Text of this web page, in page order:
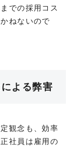
での採用コス
ねないので
よる弊害
観念も、効率
社員は雇用の